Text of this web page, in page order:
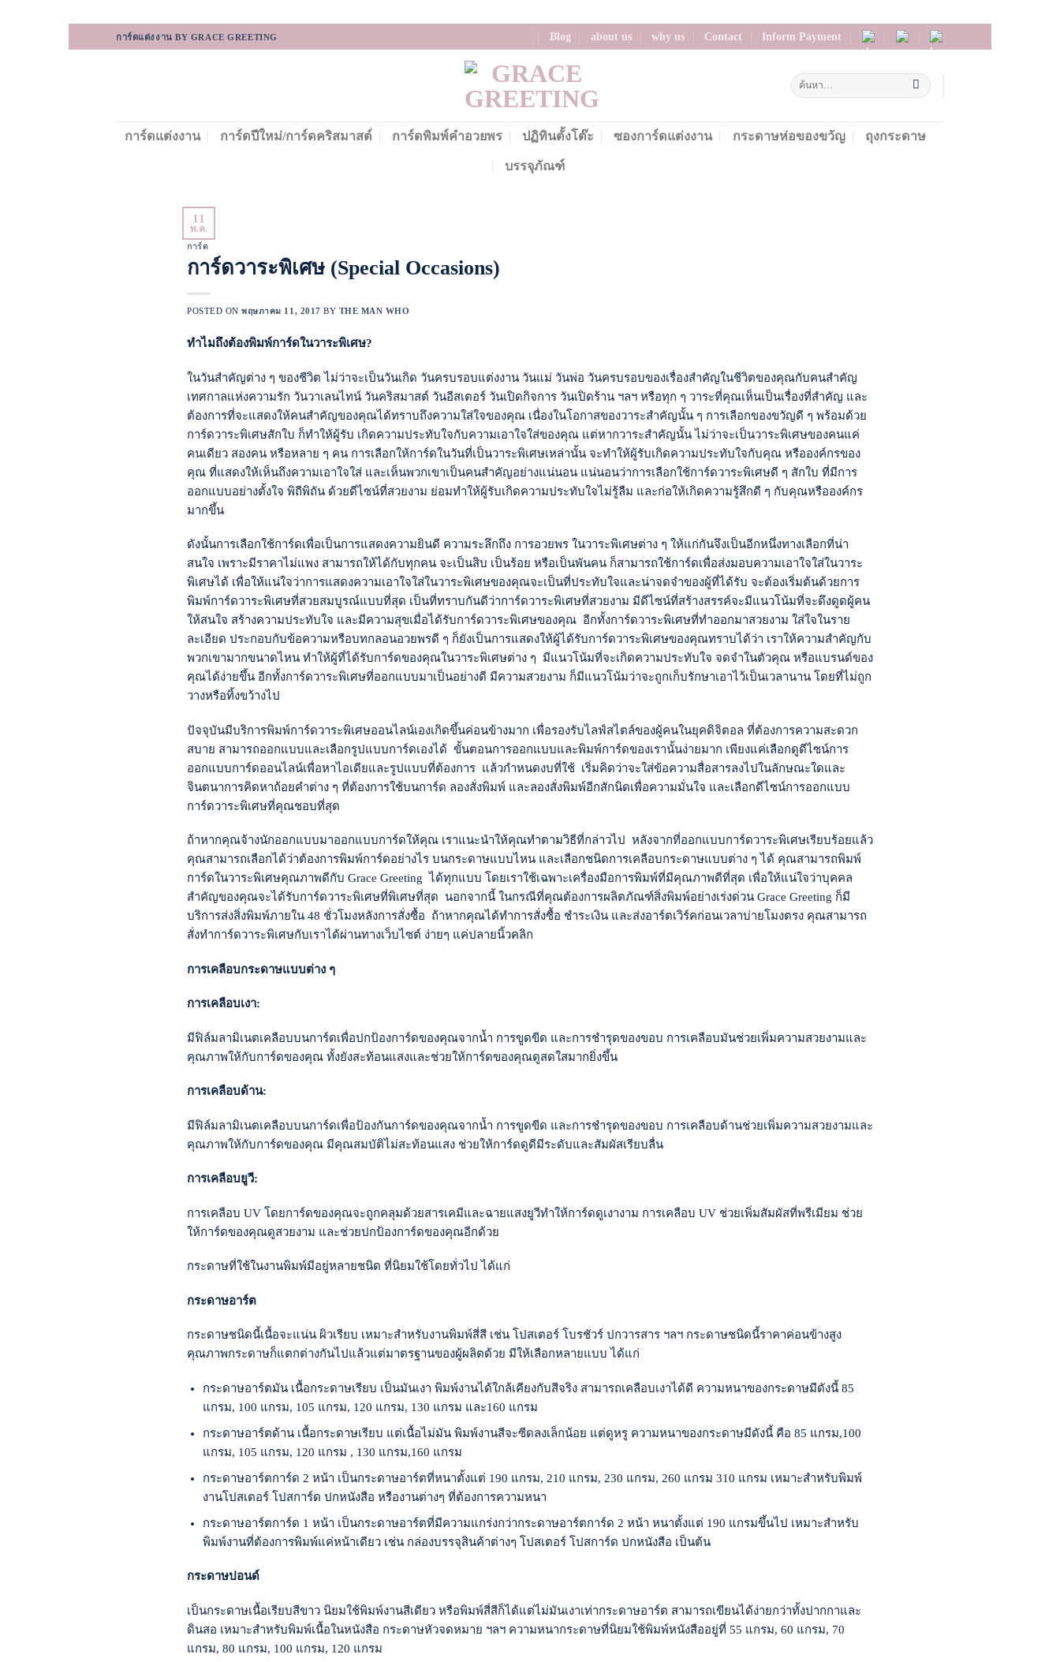
to
การ์ดแต่งงาน BY GRACE GREETING Blog about us why us Contact Inform Payment
การ์ดแต่งงาน การ์ดปีใหม่/การ์ดคริสมาสต์ การ์ดพิมพ์คำอวยพร ปฏิทินตั้งโต๊ะ ซองการ์ดแต่งงาน กระดาษห่อของขวัญ ถุงกระดาษ
บรรจุภัณฑ์
11
พ.ค.
การ์ด
การ์ดวาระพิเศษ (Special Occasions)
POSTED ONพฤษภาคม 11, 2017 BY THE MAN WHO
ทำไมถึงต้องพิมพ์การ์ดในวาระพิเศษ?
ในวันสำคัญต่าง ๆ ของชีวิต ไม่ว่าจะเป็นวันเกิด วันครบรอบแต่งงาน วันแม่ วันพ่อ วันครบรอบของเรื่องสำคัญในชีวิตของคุณกับคนสำคัญ
เทศกาลแห่งความรัก วันวาเลนไทน์ วันคริสมาสต์ วันอีสเตอร์ วันเปิดกิจการ วันเปิดร้าน ฯลฯ หรือทุก ๆ วาระที่คุณเห็นเป็นเรื่องที่สำคัญ และ
ต้องการที่จะแสดงให้คนสำคัญของคุณได้ทราบถึงความใส่ใจของคุณ เนื่องในโอกาสของวาระสำคัญนั้น ๆ การเลือกของขวัญดี ๆ พร้อมด้วย
การ์ดวาระพิเศษสักใบ ก็ทำให้ผู้รับ เกิดความประทับใจกับความเอาใจใส่ของคุณ แต่หากวาระสำคัญนั้น ไม่ว่าจะเป็นวาระพิเศษของคนแค่
คนเดียว สองคน หรือหลาย ๆ คน การเลือกให้การ์ดในวันที่เป็นวาระพิเศษเหล่านั้น จะทำให้ผู้รับเกิดความประทับใจกับคุณ หรือองค์กรของ
คุณ ที่แสดงให้เห็นถึงความเอาใจใส่ และเห็นพวกเขาเป็นคนสำคัญอย่างแน่นอน แน่นอนว่าการเลือกใช้การ์ดวาระพิเศษดี ๆ สักใบ ที่มีการ
ออกแบบอย่างตั้งใจ พิถีพิถัน ด้วยดีไซน์ที่สวยงาม ย่อมทำให้ผู้รับเกิดความประทับใจไม่รู้ลืม และก่อให้เกิดความรู้สึกดี ๆ กับคุณหรือองค์กร
มากขึ้น
ดังนั้นการเลือกใช้การ์ดเพื่อเป็นการแสดงความยินดี ความระลึกถึง การอวยพร ในวาระพิเศษต่าง ๆ ให้แก่กันจึงเป็นอีกหนึ่งทางเลือกที่น่า
สนใจ เพราะมีราคาไม่แพง สามารถให้ได้กับทุกคน จะเป็นสิบ เป็นร้อย หรือเป็นพันคน ก็สามารถใช้การ์ดเพื่อส่งมอบความเอาใจใส่ในวาระ
พิเศษได้ เพื่อให้แน่ใจว่าการแสดงความเอาใจใส่ในวาระพิเศษของคุณจะเป็นที่ประทับใจและน่าจดจำของผู้ที่ได้รับ จะต้องเริ่มต้นด้วยการ
พิมพ์การ์ดวาระพิเศษที่สวยสมบูรณ์แบบที่สุด เป็นที่ทราบกันดีว่าการ์ดวาระพิเศษที่สวยงาม มีดีไซน์ที่สร้างสรรค์จะมีแนวโน้มที่จะดึงดูดผู้คน
ให้สนใจ สร้างความประทับใจ และมีความสุขเมื่อได้รับการ์ดวาระพิเศษของคุณ อีกทั้งการ์ดวาระพิเศษที่ทำออกมาสวยงาม ใส่ใจในราย
ละเอียด ประกอบกับข้อความหรือบทกลอนอวยพรดี ๆ ก็ยังเป็นการแสดงให้ผู้ได้รับการ์ดวาระพิเศษของคุณทราบได้ว่า เราให้ความสำคัญกับ
พวกเขามากขนาดไหน ทำให้ผู้ที่ได้รับการ์ดของคุณในวาระพิเศษต่าง ๆ มีแนวโน้มที่จะเกิดความประทับใจ จดจำในตัวคุณ หรือแบรนด์ของ
คุณได้ง่ายขึ้น อีกทั้งการ์ดวาระพิเศษที่ออกแบบมาเป็นอย่างดี มีความสวยงาม ก็มีแนวโน้มว่าจะถูกเก็บรักษาเอาไว้เป็นเวลานาน โดยที่ไม่ถูก
วางหรือทิ้งขว้างไป
ปัจจุบันมีบริการพิมพ์การ์ดวาระพิเศษออนไลน์เองเกิดขึ้นค่อนข้างมาก เพื่อรองรับไลฟ์สไตล์ของผู้คนในยุคดิจิตอล ที่ต้องการความสะดวก
สบาย สามารถออกแบบและเลือกรูปแบบการ์ดเองได้ ขั้นตอนการออกแบบและพิมพ์การ์ดของเรานั้นง่ายมาก เพียงแค่เลือกดูดีไซน์การ
ออกแบบการ์ดออนไลน์เพื่อหาไอเดียและรูปแบบที่ต้องการ แล้วกำหนดงบที่ใช้ เริ่มคิดว่าจะใส่ข้อความสื่อสารลงไปในลักษณะใดและ
จินตนาการคิดหาถ้อยคำต่าง ๆ ที่ต้องการใช้บนการ์ด ลองสั่งพิมพ์ และลองสั่งพิมพ์อีกสักนิดเพื่อความมั่นใจ และเลือกดีไซน์การออกแบบ
การ์ดวาระพิเศษที่คุณชอบที่สุด
ถ้าหากคุณจ้างนักออกแบบมาออกแบบการ์ดให้คุณ เราแนะนำให้คุณทำตามวิธีที่กล่าวไป หลังจากที่ออกแบบการ์ดวาระพิเศษเรียบร้อยแล้ว
คุณสามารถเลือกได้ว่าต้องการพิมพ์การ์ดอย่างไร บนกระดาษแบบไหน และเลือกชนิดการเคลือบกระดาษแบบต่าง ๆ ได้ คุณสามารถพิมพ์
การ์ดในวาระพิเศษคุณภาพดีกับ Grace Greeting ได้ทุกแบบ โดยเราใช้เฉพาะเครื่องมือการพิมพ์ที่มีคุณภาพดีที่สุด เพื่อให้แน่ใจว่าบุคคล
สำคัญของคุณจะได้รับการ์ดวาระพิเศษที่พิเศษที่สุด นอกจากนี้ ในกรณีที่คุณต้องการผลิตภัณฑ์สิ่งพิมพ์อย่างเร่งด่วน Grace Greeting ก็มี
บริการส่งสิ่งพิมพ์ภายใน 48 ชั่วโมงหลังการสั่งซื้อ ถ้าหากคุณได้ทำการสั่งซื้อ ชำระเงิน และส่งอาร์ตเวิร์คก่อนเวลาบ่ายโมงตรง คุณสามารถ
สั่งทำการ์ดวาระพิเศษกับเราได้ผ่านทางเว็บไซต์ ง่ายๆ แค่ปลายนิ้วคลิก
การเคลือบกระดาษแบบต่าง ๆ
การเคลือบเงา:
มีฟิล์มลามิเนตเคลือบบนการ์ดเพื่อปกป้องการ์ดของคุณจากน้ำ การขูดขีด และการชำรุดของขอบ การเคลือบมันช่วยเพิ่มความสวยงามและ
คุณภาพให้กับการ์ดของคุณ ทั้งยังสะท้อนแสงและช่วยให้การ์ดของคุณดูสดใสมากยิ่งขึ้น
การเคลือบด้าน:
มีฟิล์มลามิเนตเคลือบบนการ์ดเพื่อป้องกันการ์ดของคุณจากน้ำ การขูดขีด และการชำรุดของขอบ การเคลือบด้านช่วยเพิ่มความสวยงามและ
คุณภาพให้กับการ์ดของคุณ มีคุณสมบัติไม่สะท้อนแสง ช่วยให้การ์ดดูดีมีระดับและสัมผัสเรียบลื่น
การเคลือบยูวี:
การเคลือบ UV โดยการ์ดของคุณจะถูกคลุมด้วยสารเคมีและฉายแสงยูวีทำให้การ์ดดูเงางาม การเคลือบ UV ช่วยเพิ่มสัมผัสที่พรีเมียม ช่วย
ให้การ์ดของคุณดูสวยงาม และช่วยปกป้องการ์ดของคุณอีกด้วย
กระดาษที่ใช้ในงานพิมพ์มีอยู่หลายชนิด ที่นิยมใช้โดยทั่วไป ได้แก่
กระดาษอาร์ต
กระดาษชนิดนี้เนื้อจะแน่น ผิวเรียบ เหมาะสำหรับงานพิมพ์สี่สี เช่น โปสเตอร์ โบรชัวร์ ปกวารสาร ฯลฯ กระดาษชนิดนี้ราคาค่อนข้างสูง
คุณภาพกระดาษก็แตกต่างกันไปแล้วแต่มาตรฐานของผู้ผลิตด้วย มีให้เลือกหลายแบบ ได้แก่
กระดาษอาร์ตมัน เนื้อกระดาษเรียบ เป็นมันเงา พิมพ์งานได้ใกล้เคียงกับสีจริง สามารถเคลือบเงาได้ดี ความหนาของกระดาษมีดังนี้ 85
แกรม, 100 แกรม, 105 แกรม, 120 แกรม, 130 แกรม และ160 แกรม
กระดาษอาร์ตด้าน เนื้อกระดาษเรียบ แต่เนื้อไม่มัน พิมพ์งานสีจะซีดลงเล็กน้อย แต่ดูหรู ความหนาของกระดาษมีดังนี้ คือ 85 แกรม,100
แกรม, 105 แกรม, 120 แกรม , 130 แกรม,160 แกรม
กระดาษอาร์ตการ์ด 2 หน้า เป็นกระดาษอาร์ตที่หนาตั้งแต่ 190 แกรม, 210 แกรม, 230 แกรม, 260 แกรม 310 แกรม เหมาะสำหรับพิมพ์
งานโปสเตอร์ โปสการ์ด ปกหนังสือ หรืองานต่างๆ ที่ต้องการความหนา
กระดาษอาร์ตการ์ด 1 หน้า เป็นกระดาษอาร์ตที่มีความแกร่งกว่ากระดาษอาร์ตการ์ด 2 หน้า หนาตั้งแต่ 190 แกรมขึ้นไป เหมาะสำหรับ
พิมพ์งานที่ต้องการพิมพ์แค่หน้าเดียว เช่น กล่องบรรจุสินค้าต่างๆ โปสเตอร์ โปสการ์ด ปกหนังสือ เป็นต้น
กระดาษปอนด์
เป็นกระดาษเนื้อเรียบสีขาว นิยมใช้พิมพ์งานสีเดียว หรือพิมพ์สี่สีก็ได้แต่ไม่มันเงาเท่ากระดาษอาร์ต สามารถเขียนได้ง่ายกว่าทั้งปากกาและ
ดินสอ เหมาะสำหรับพิมพ์เนื้อในหนังสือ กระดาษหัวจดหมาย ฯลฯ ความหนากระดาษที่นิยมใช้พิมพ์หนังสืออยู่ที่ 55 แกรม, 60 แกรม, 70
แกรม, 80 แกรม, 100 แกรม, 120 แกรม